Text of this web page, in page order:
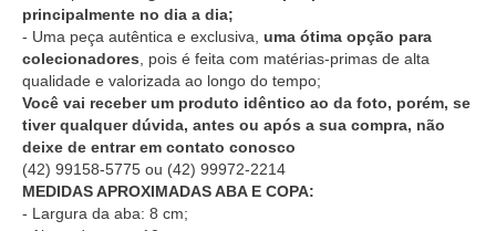
principalmente no dia a dia;
- Uma peça autêntica e exclusiva, uma ótima opção para
colecionadores , pois é feita com matérias-primas de alta
qualidade e valorizada ao longo do tempo;
Você vai receber um produto idêntico ao da foto, porém, se
tiver qualquer dúvida, antes ou após a sua compra, não
deixe de entrar em contato conosco
(42) 99158-5775 ou (42) 99972-2214
MEDIDAS APROXIMADAS ABA E COPA:
- Largura da aba: 8 cm;